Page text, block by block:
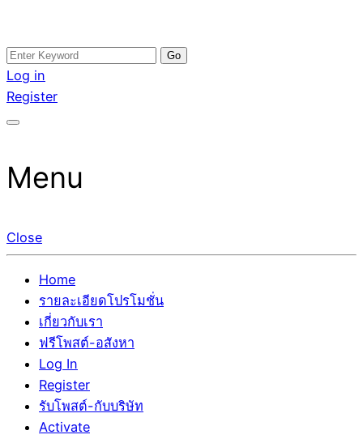
Skip
to
content
อสังหาโพสต์ รีวิวเยอะ รับจ้างโพสต์ขายบ้าน รับจ้างโพสต์อสัง
หา แตกต่างอย่างตั้งใจ รับรองผล อันดับ1 การโพสต์ขายอสังหา
กับทีมงานบริษัท บ้าน ที่ดิน คอนโด ติดGoogleหน้าแรกได้จริงๆ
รับจ้างโพสอสังหา ขายบ้าน อสังหาโพสต์ เชื่อถือได้จริง รับ
โพสต์ ที่ดิน กับทีมงานบริษัท ถูกและดีที่สุด ไม่มีค่านายหน้า
ขายได้จริงๆ ช่วยสร้างโอกาสในการขายได้มากกว่า ที่เดียว ที่
Search
for:
Log in
Register
Menu
Close
Home
รายละเอียดโปรโมชั่น
เกี่ยวกับเรา
ฟรีโพสต์-อสังหา
Log In
Register
รับโพสต์-กับบริษัท
Activate